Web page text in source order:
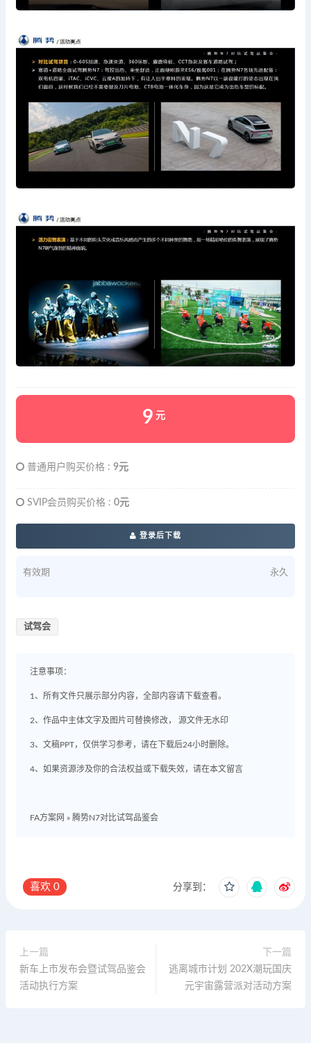
9 元
普通用户购买价格 : 9元
SVIP会员购买价格 : 0元
登录后下载
有效期 永久
试驾会
注意事项：
1、所有文件只展示部分内容，全部内容请下载查看。
2、作品中主体文字及图片可替换修改， 源文件无水印
3、文稿PPT，仅供学习参考，请在下载后24小时删除。
4、如果资源涉及你的合法权益或下载失效，请在本文留言
FA方案网 » 腾势N7对比试驾品鉴会
喜欢 0 分享到：
上一篇
新车上市发布会暨试驾品鉴会
活动执行方案
下一篇
逃离城市计划 202X潮玩国庆
元宇宙露营派对活动方案